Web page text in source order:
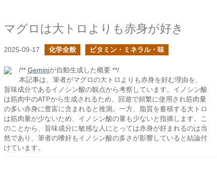
マグロは大トロよりも赤身が好き
2025-09-17 化学全般 ビタミン・ミネラル・味
/** Geminiが自動生成した概要 **/
本記事は、筆者がマグロの大トロよりも赤身を好む理由を、
旨味成分であるイノシン酸の観点から考察しています。イノシン酸
は筋肉中のATPから生成されるため、回遊で頻繁に使用され筋肉量
の多い赤身に豊富に含まれると推測。一方、脂質を蓄積する大トロ
は筋肉量が少ないため、イノシン酸の量も少ないと指摘します。こ
のことから、旨味成分に敏感な人にとっては赤身が好まれるのは当
然であり、筆者の嗜好もイノシン酸の多さが影響していると結論付
けています。